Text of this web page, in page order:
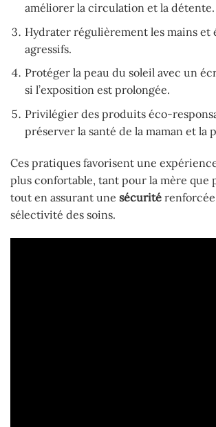
améliorer la circulation et la détente.
Hydrater régulièrement les mains et
agressifs.
Protéger la peau du soleil avec un
si l’exposition est prolongée.
Privilégier des produits éco-
préserver la santé de la maman et la
Ces pratiques favorisent une
plus confortable, tant pour la mère que
tout en assurant une sécurité
sélectivité des soins.